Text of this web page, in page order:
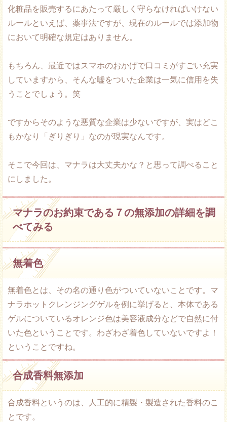
化粧品を販売するにあたって厳しく守らなければいけない
ルールといえば、薬事法ですが、現在のルールでは添加物
において明確な規定はありません。
もちろん、最近ではスマホのおかげで口コミがすごい充実
していますから、そんな嘘をついた企業は一気に信用を失
うことでしょう。笑
ですからそのような悪質な企業は少ないですが、実はどこ
もかなり「ぎりぎり」なのが現実なんです。
そこで今回は、マナラは大丈夫かな？と思って調べること
にしました。
マナラのお約束である７の無添加の詳細を調
べてみる
無着色
無着色とは、その名の通り色がついていないことです。マ
ナラホットクレンジングゲルを例に挙げると、本体である
ゲルについているオレンジ色は美容液成分などで自然に付
いた色ということです。わざわざ着色していないですよ！
ということですね。
合成香料無添加
合成香料というのは、人工的に精製・製造された香料のこ
とです。